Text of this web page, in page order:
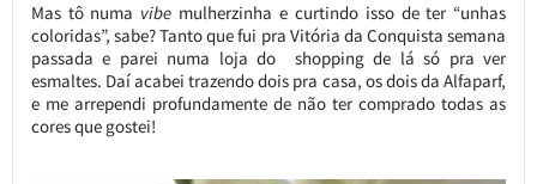
Mas tô numa vibe mulherzinha e curtindo isso de ter “unhas
coloridas”, sabe? Tanto que fui pra Vitória da Conquista semana
passada e parei numa loja do shopping de lá só pra ver
esmaltes. Daí acabei trazendo dois pra casa, os dois da Alfaparf,
e me arrependi profundamente de não ter comprado todas as
cores que gostei!